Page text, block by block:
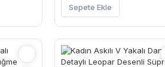
Sepete Ekle